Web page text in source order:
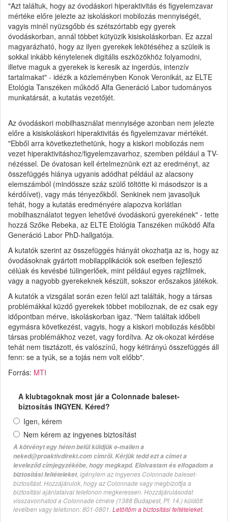
"Azt találtuk, hogy az óvodáskori hiperaktivitás és figyelemzavar
mértéke előre jelezte az iskoláskori mobilozás mennyiségét,
vagyis minél nyüzsgőbb és szétszórtabb egy gyerek
óvodáskorban, annál többet kütyüzik kisiskoláskorban. Ez azzal
magyarázható, hogy az ilyen gyerekek lekötéséhez a szüleik is
sokkal inkább kénytelenek digitális eszközökhöz folyamodni,
illetve maguk a gyerekek is keresik az ingerdús, intenzív
tartalmakat" - idézik a közleményben Konok Veronikát, az ELTE
Etológia Tanszéken működő Alfa Generáció Labor tudományos
munkatársát, a kutatás vezetőjét.
Az óvodáskori mobilhasználat mennyisége azonban nem jelezte
előre a kisiskoláskori hiperaktivitás és figyelemzavar mértékét.
"Ebből arra következtethetünk, hogy a kiskori mobilozás nem
vezet hiperaktivitáshoz/figyelemzavarhoz, szemben például a TV-
nézéssel. De óvatosan kell értelmeznünk ezt az eredményt, az
összefüggés hiánya ugyanis adódhat például az alacsony
elemszámból (mindössze száz szülő töltötte ki másodszor is a
kérdőívet), vagy más tényezőkből. Senkinek nem javasoljuk
tehát, hogy a kutatás eredményére alapozva korlátlan
mobilhasználatot tegyen lehetővé óvodáskorú gyerekének" - tette
hozzá Szőke Rebeka, az ELTE Etológia Tanszéken működő Alfa
Generáció Labor PhD-hallgatója.
A kutatók szerint az összefüggés hiányát okozhatja az is, hogy az
óvodásoknak gyártott mobilapplikációk sok esetben fejlesztő
célúak és kevésbé túlingerlőek, mint például egyes rajzfilmek,
vagy a nagyobb gyerekeknek készült, sokszor erőszakos játékok.
A kutatók a vizsgálat során ezen felül azt találták, hogy a társas
problémákkal küzdő gyerekek többet mobiloznak, de ez csak egy
időpontban mérve, iskoláskorban igaz. "Nem találtak időbeli
egymásra következést, vagyis, hogy a kiskori mobilozás későbbi
társas problémákhoz vezet, vagy fordítva. Az ok-okozat kérdése
tehát nem tisztázott, és valószínű, hogy kétirányú összefüggés áll
fenn: se a tyúk, se a tojás nem volt előbb".
Forrás: MTI
A klubtagoknak most jár a Colonnade baleset-
biztosítás INGYEN. Kéred?
Igen, kérem
Nem kérem az ingyenes biztosítást
A kötvényt egy héten belül küldjük e-mailen a
neked@proaktivdirekt.com címről. Kérjük tedd ezt a címet a
leveleződ címjegyzékébe, hogy megkapd. Elolvastam és elfogadom a
biztosítási feltételeket, igénylem az ingyenes Colonnade baleset-
biztosítást. Hozzájárulok, hogy az Colonnade vagy megbízottja a
biztosítási ajánlataival telefonon megkeressen. Hozzájárulásodat
visszavonhatod a Colonnade címére (1388 Budapest, Pf. 14.) küldött
levélben vagy telefonon: 801-0801. Letöltöm a biztosítási feltételeket.